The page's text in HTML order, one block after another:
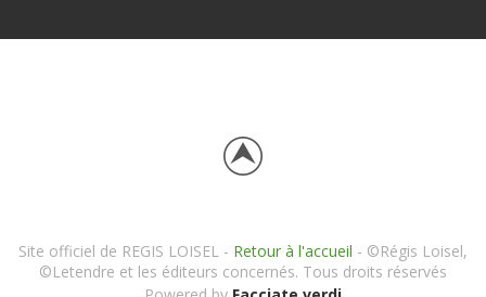
Site officiel de REGIS LOISEL - Retour à l'accueil - ©Régis Loisel,
©Letendre et les éditeurs concernés. Tous droits réservés